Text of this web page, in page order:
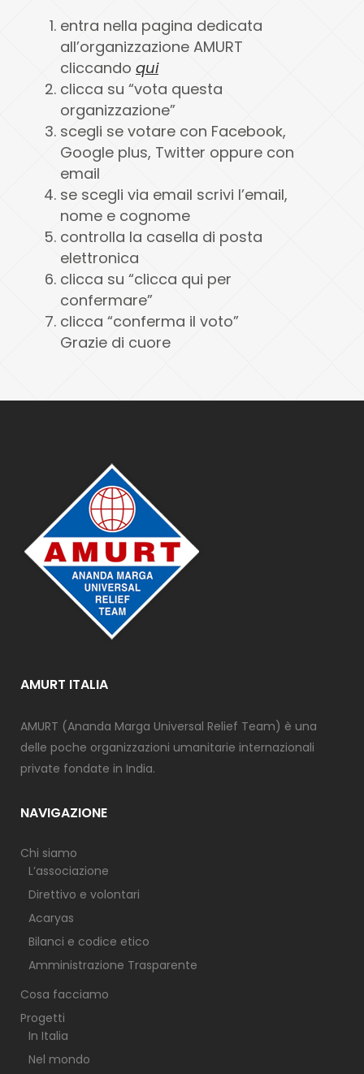
entra nella pagina dedicata
all’organizzazione AMURT
cliccando qui
clicca su “vota questa
organizzazione”
scegli se votare con Facebook,
Google plus, Twitter oppure con
email
se scegli via email scrivi l’email,
nome e cognome
controlla la casella di posta
elettronica
clicca su “clicca qui per
confermare”
clicca “conferma il voto”
Grazie di cuore
AMURT ITALIA
AMURT (Ananda Marga Universal Relief Team) è una
delle poche organizzazioni umanitarie internazionali
private fondate in India.
NAVIGAZIONE
Chi siamo
L’associazione
Direttivo e volontari
Acaryas
Bilanci e codice etico
Amministrazione Trasparente
Cosa facciamo
Progetti
In Italia
Nel mondo